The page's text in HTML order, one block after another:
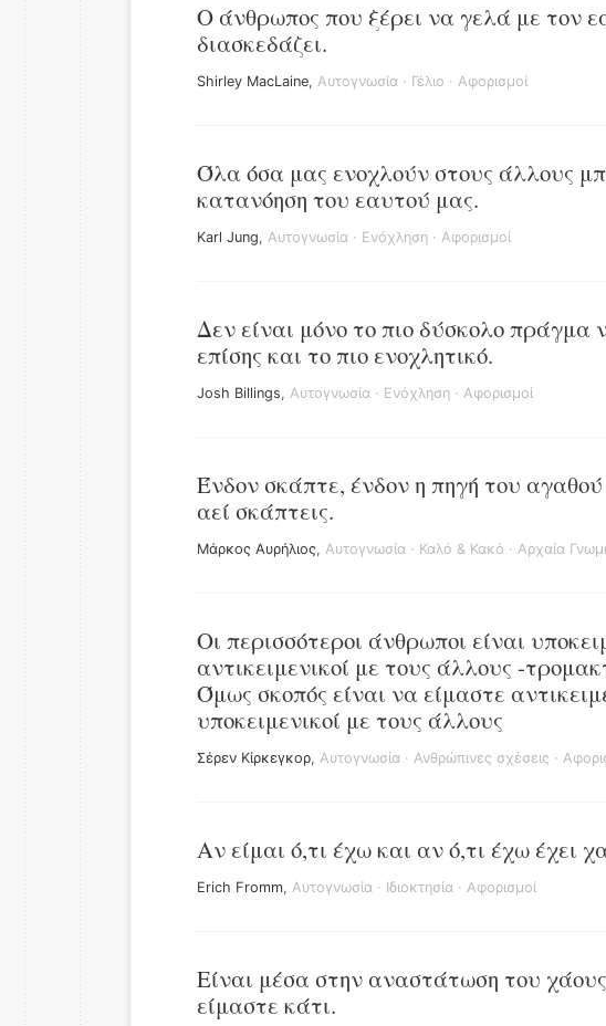
Ο άνθρωπος που ξέρει να γελά με τον
διασκεδάζει.
Shirley MacLaine, Αυτογνωσία · Γέλιο · Αφορισμοί
Όλα όσα μας ενοχλούν στους άλλους
κατανόηση του εαυτού μας.
Karl Jung, Αυτογνωσία · Ενόχληση · Αφορισμοί
Δεν είναι μόνο το πιο δύσκολο πράγμα
επίσης και το πιο ενοχλητικό.
Josh Billings, Αυτογνωσία · Ενόχληση · Αφορισμοί
Ένδον σκάπτε, ένδον η πηγή του
αεί σκάπτεις.
Μάρκος Αυρήλιος, Αυτογνωσία · Καλό & Κακό · Αρχαία
Οι περισσότεροι άνθρωποι είναι
αντικειμενικοί με τους άλλους -
Όμως σκοπός είναι να είμαστε
υποκειμενικοί με τους άλλους
Σέρεν Κίρκεγκορ, Αυτογνωσία · Ανθρώπινες σχέσεις ·
Αν είμαι ό,τι έχω και αν ό,τι έχω έχει
Erich Fromm, Αυτογνωσία · Ιδιοκτησία · Αφορισμοί
Είναι μέσα στην αναστάτωση του
είμαστε κάτι.